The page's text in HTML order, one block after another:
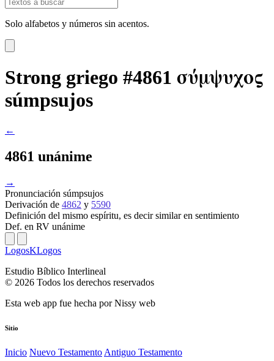
Solo alfabetos y números sin acentos.
Strong griego #4861 σύμψυχος
súmpsujos
←
4861 unánime
→
Pronunciación súmpsujos
Derivación de 4862 y 5590
Definición del mismo espíritu, es decir similar en sentimiento
Def. en RV unánime
LogosKLogos
Estudio Bíblico Interlineal
© 2026 Todos los derechos reservados
Esta web app fue hecha porNissy web
Sitio
Inicio Nuevo Testamento Antiguo Testamento